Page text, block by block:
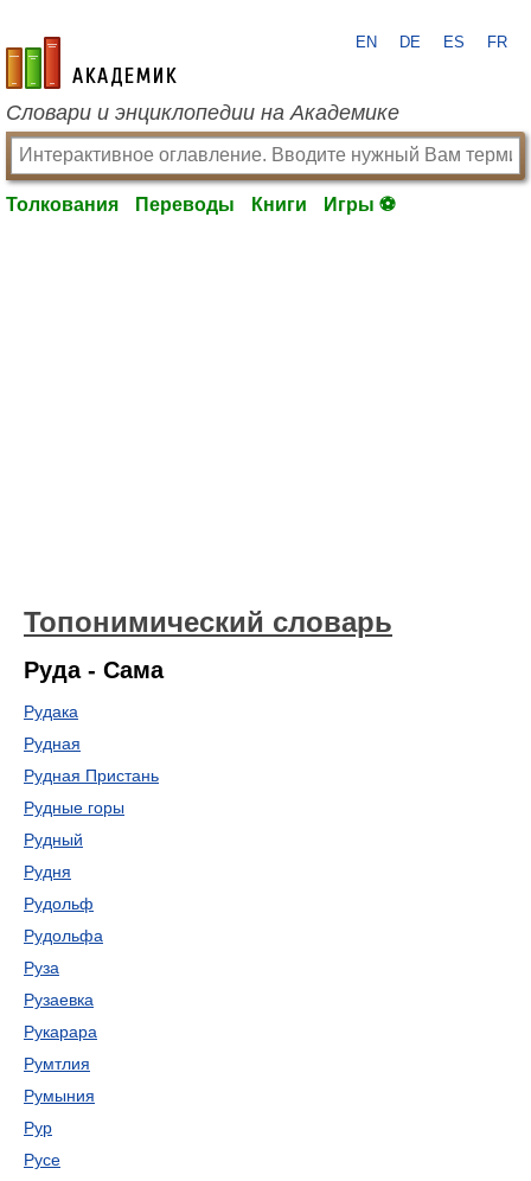
academic.ru
EN DE ES FR
Словари и энциклопедии на Академике
Толкования Переводы Книги Игры ⚽
Топонимический словарь
Руда - Сама
Рудака
Рудная
Рудная Пристань
Рудные горы
Рудный
Рудня
Рудольф
Рудольфа
Руза
Рузаевка
Рукарара
Румтлия
Румыния
Рур
Русе